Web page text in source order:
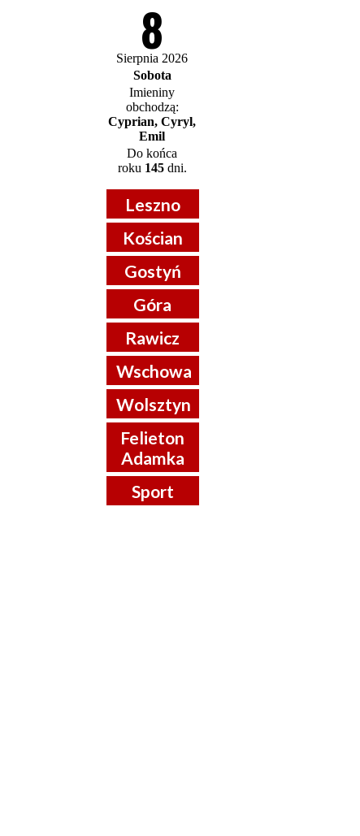
8
Sierpnia 2026
Sobota
Imieniny
obchodzą:
Cyprian, Cyryl,
Emil
Do końca
roku 145dni.
Leszno
Kościan
Gostyń
Góra
Rawicz
Wschowa
Wolsztyn
Felieton
Adamka
Sport